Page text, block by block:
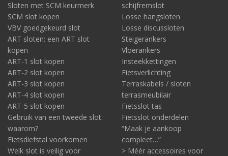
Sloten met SCM keurmerk
SCM slot kopen
VBV goedgekeurd slot
ART sloten: een ART slot
kopen
ART-1 slot kopen
ART-2 slot kopen
ART-3 slot kopen
ART-4 slot kopen
ART-5 slot kopen
Gebruik van een tweede slot:
waarom?
Fietsdiefstal voorkomen
Welk slot is veilig voor
schijfremslot
Losse hangsloten
Losse discussloten
Steigerankers
Vloerankers
Insteekkettingen
Fietsverlichting
Terraskabels / sloten
terrasmeubilair
Fietsslot tas
Fietsslot onderdelen
“Maak je aankoop
compleet…”
> Méér accessoires voor